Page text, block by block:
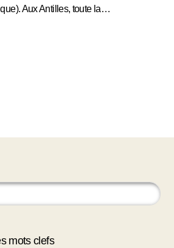
Aux Antilles, toute la…
mots clefs